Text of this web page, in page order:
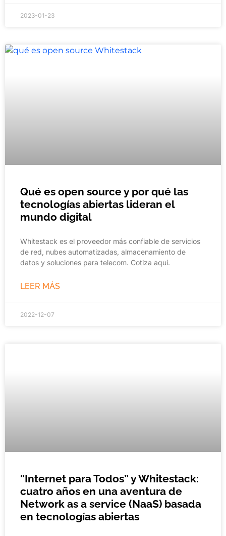
2023-01-23
Qué es open source y por qué las
tecnologías abiertas lideran el
mundo digital
Whitestack es el proveedor más confiable de servicios
de red, nubes automatizadas, almacenamiento de
datos y soluciones para telecom. Cotiza aquí.
LEER MÁS
2022-12-07
“Internet para Todos” y Whitestack:
cuatro años en una aventura de
Network as a service (NaaS) basada
en tecnologías abiertas